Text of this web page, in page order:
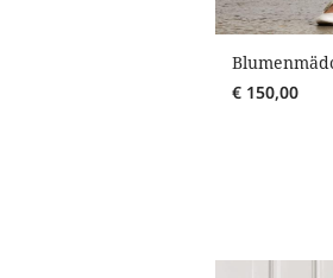
€ 150,00